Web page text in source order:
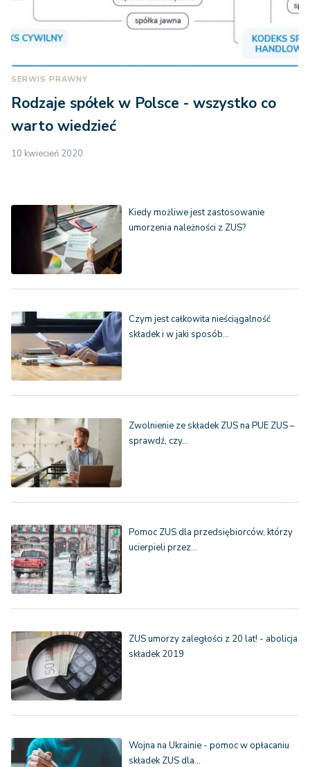
SERWIS PRAWNY
Rodzaje spółek w Polsce - wszystko co
warto wiedzieć
10 kwiecień 2020
Kiedy możliwe jest zastosowanie
umorzenia należności z ZUS?
Czym jest całkowita nieściągalność
składek i w jaki sposób…
Zwolnienie ze składek ZUS na PUE ZUS –
sprawdź, czy…
Pomoc ZUS dla przedsiębiorców, którzy
ucierpieli przez…
ZUS umorzy zaległości z 20 lat! - abolicja
składek 2019
Wojna na Ukrainie - pomoc w opłacaniu
składek ZUS dla…